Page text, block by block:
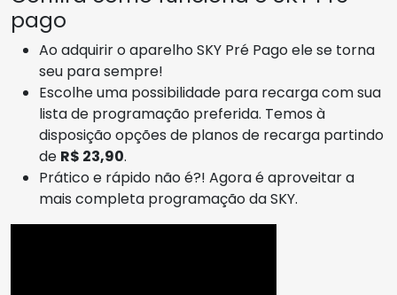
pago
Ao adquirir o aparelho SKY Pré Pago ele se torna
seu para sempre!
Escolhe uma possibilidade para recarga com sua
lista de programação preferida. Temos à
disposição opções de planos de recarga partindo
de R$ 23,90.
Prático e rápido não é?! Agora é aproveitar a
mais completa programação da SKY.